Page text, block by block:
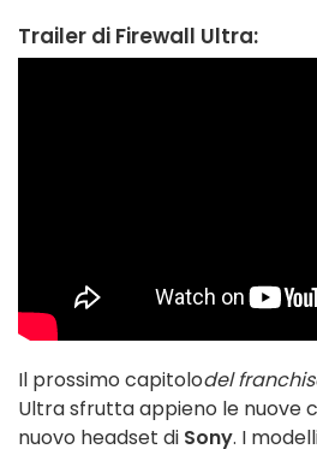
Trailer di Firewall Ultra:
Il prossimo capitolodel
Ultra sfrutta appieno le nuove
nuovo headset di Sony. I